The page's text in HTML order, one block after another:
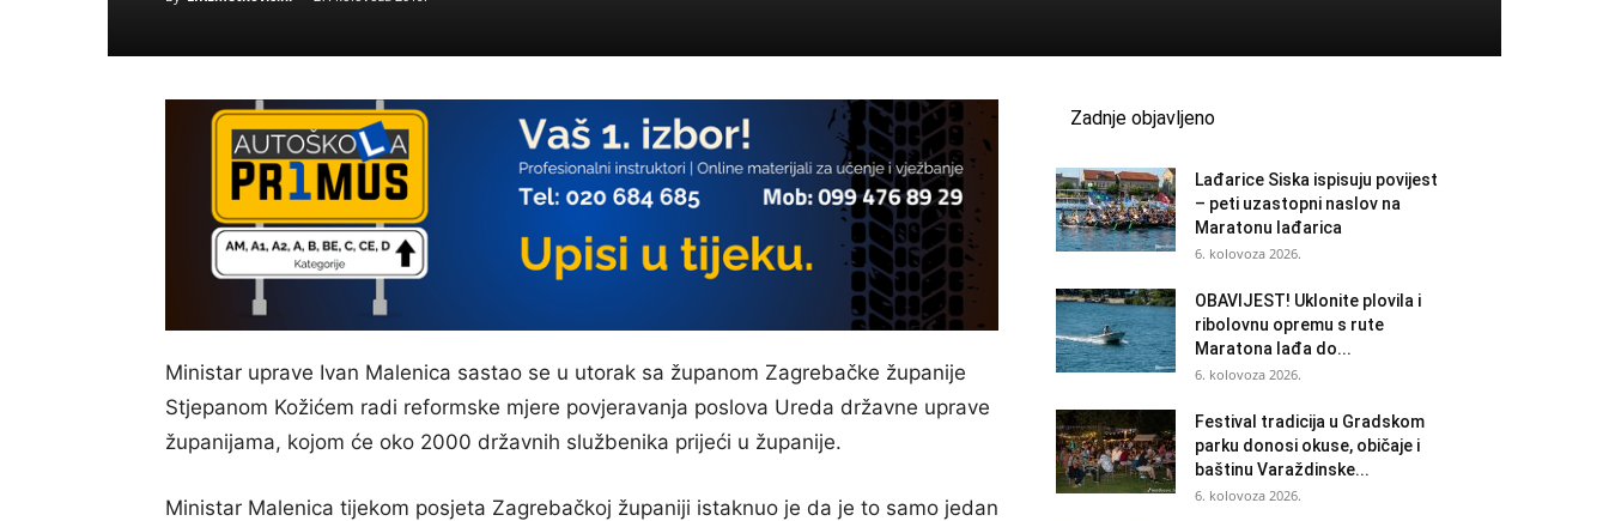
Ministar uprave Ivan Malenica sastao se u utorak sa županom Zagrebačke županije
Stjepanom Kožićem radi reformske mjere povjeravanja poslova Ureda državne uprave
županijama, kojom će oko 2000 državnih službenika prijeći u županije.
Ministar Malenica tijekom posjeta Zagrebačkoj županiji istaknuo je da je to samo jedan
Zadnje objavljeno
Lađarice Siska ispisuju povijest
– peti uzastopni naslov na
Maratonu lađarica
6. kolovoza 2026.
OBAVIJEST! Uklonite plovila i
ribolovnu opremu s rute
Maratona lađa do...
6. kolovoza 2026.
Festival tradicija u Gradskom
parku donosi okuse, običaje i
baštinu Varaždinske...
6. kolovoza 2026.